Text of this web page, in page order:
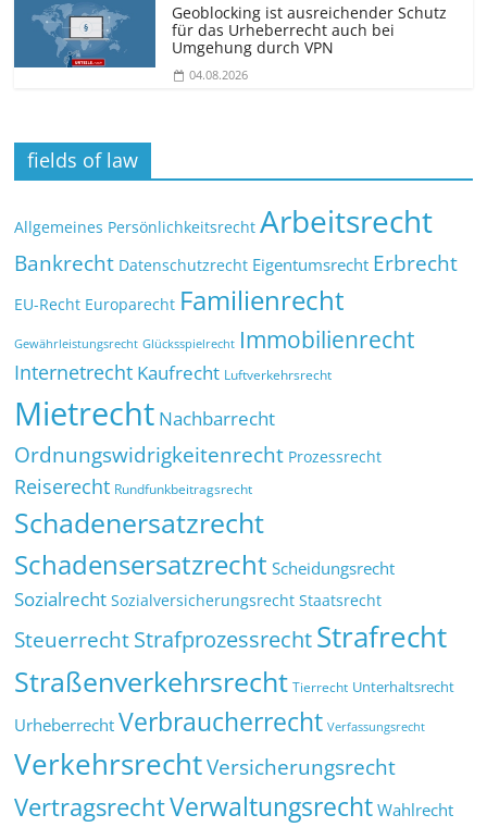
Geoblocking ist ausreichender Schutz
für das Urheberrecht auch bei
Umgehung durch VPN
04.08.2026
fields of law
Allgemeines Persönlichkeitsrecht Arbeitsrecht
Bankrecht Datenschutzrecht Eigentumsrecht Erbrecht
EU-Recht Europarecht Familienrecht
Gewährleistungsrecht Glücksspielrecht Immobilienrecht
Internetrecht Kaufrecht Luftverkehrsrecht
Mietrecht Nachbarrecht
Ordnungswidrigkeitenrecht Prozessrecht
Reiserecht Rundfunkbeitragsrecht
Schadenersatzrecht
Schadensersatzrecht Scheidungsrecht
Sozialrecht Sozialversicherungsrecht Staatsrecht
SteuerrechtStrafprozessrechtStrafrecht
Straßenverkehrsrecht Tierrecht Unterhaltsrecht
Urheberrecht Verbraucherrecht Verfassungsrecht
VerkehrsrechtVersicherungsrecht
VertragsrechtVerwaltungsrecht Wahlrecht